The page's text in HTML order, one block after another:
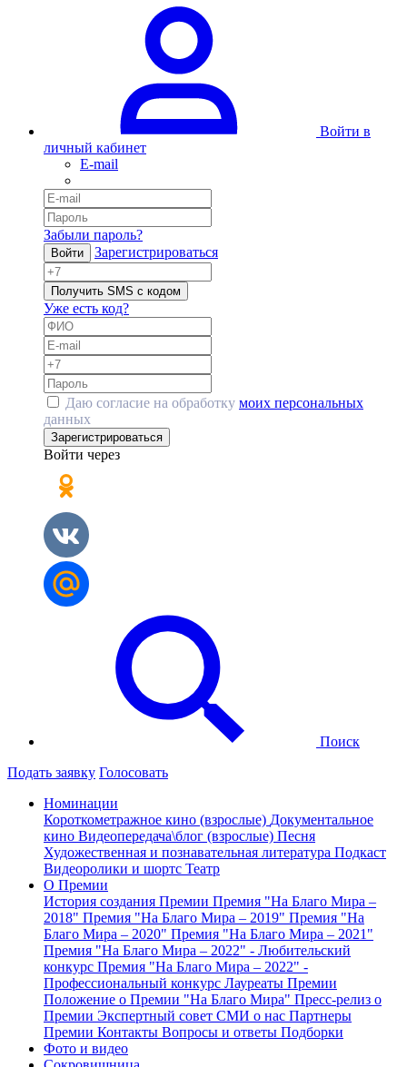
Войти в
личный кабинет
E-mail
Забыли пароль?
Войти Зарегистрироваться
Получить SMS с кодом
Уже есть код?
Даю согласие на обработку моих персональных
данных
Зарегистрироваться
Войти через
Поиск
Подать заявку Голосовать
Номинации
Короткометражное кино (взрослые) Документальное
кино Видеопередача\блог (взрослые) Песня
Художественная и познавательная литература Подкаст
Видеоролики и шортс Театр
О Премии
История создания Премии Премия "На Благо Мира –
2018" Премия "На Благо Мира – 2019" Премия "На
Благо Мира – 2020" Премия "На Благо Мира – 2021"
Премия "На Благо Мира – 2022" - Любительский
конкурс Премия "На Благо Мира – 2022" -
Профессиональный конкурс Лауреаты Премии
Положение о Премии "На Благо Мира" Пресс-релиз о
Премии Экспертный совет СМИ о нас Партнеры
Премии Контакты Вопросы и ответы Подборки
Фото и видео